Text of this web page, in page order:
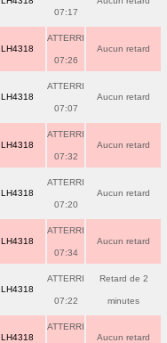
07:17
LH4318
ATTERRI
07:26
Aucun retard
LH4318
ATTERRI
07:07
Aucun retard
LH4318
ATTERRI
07:32
Aucun retard
LH4318
ATTERRI
07:20
Aucun retard
LH4318
ATTERRI
07:34
Aucun retard
LH4318
ATTERRI
07:22
Retard de 2
minutes
LH4318
ATTERRI
Aucun retard